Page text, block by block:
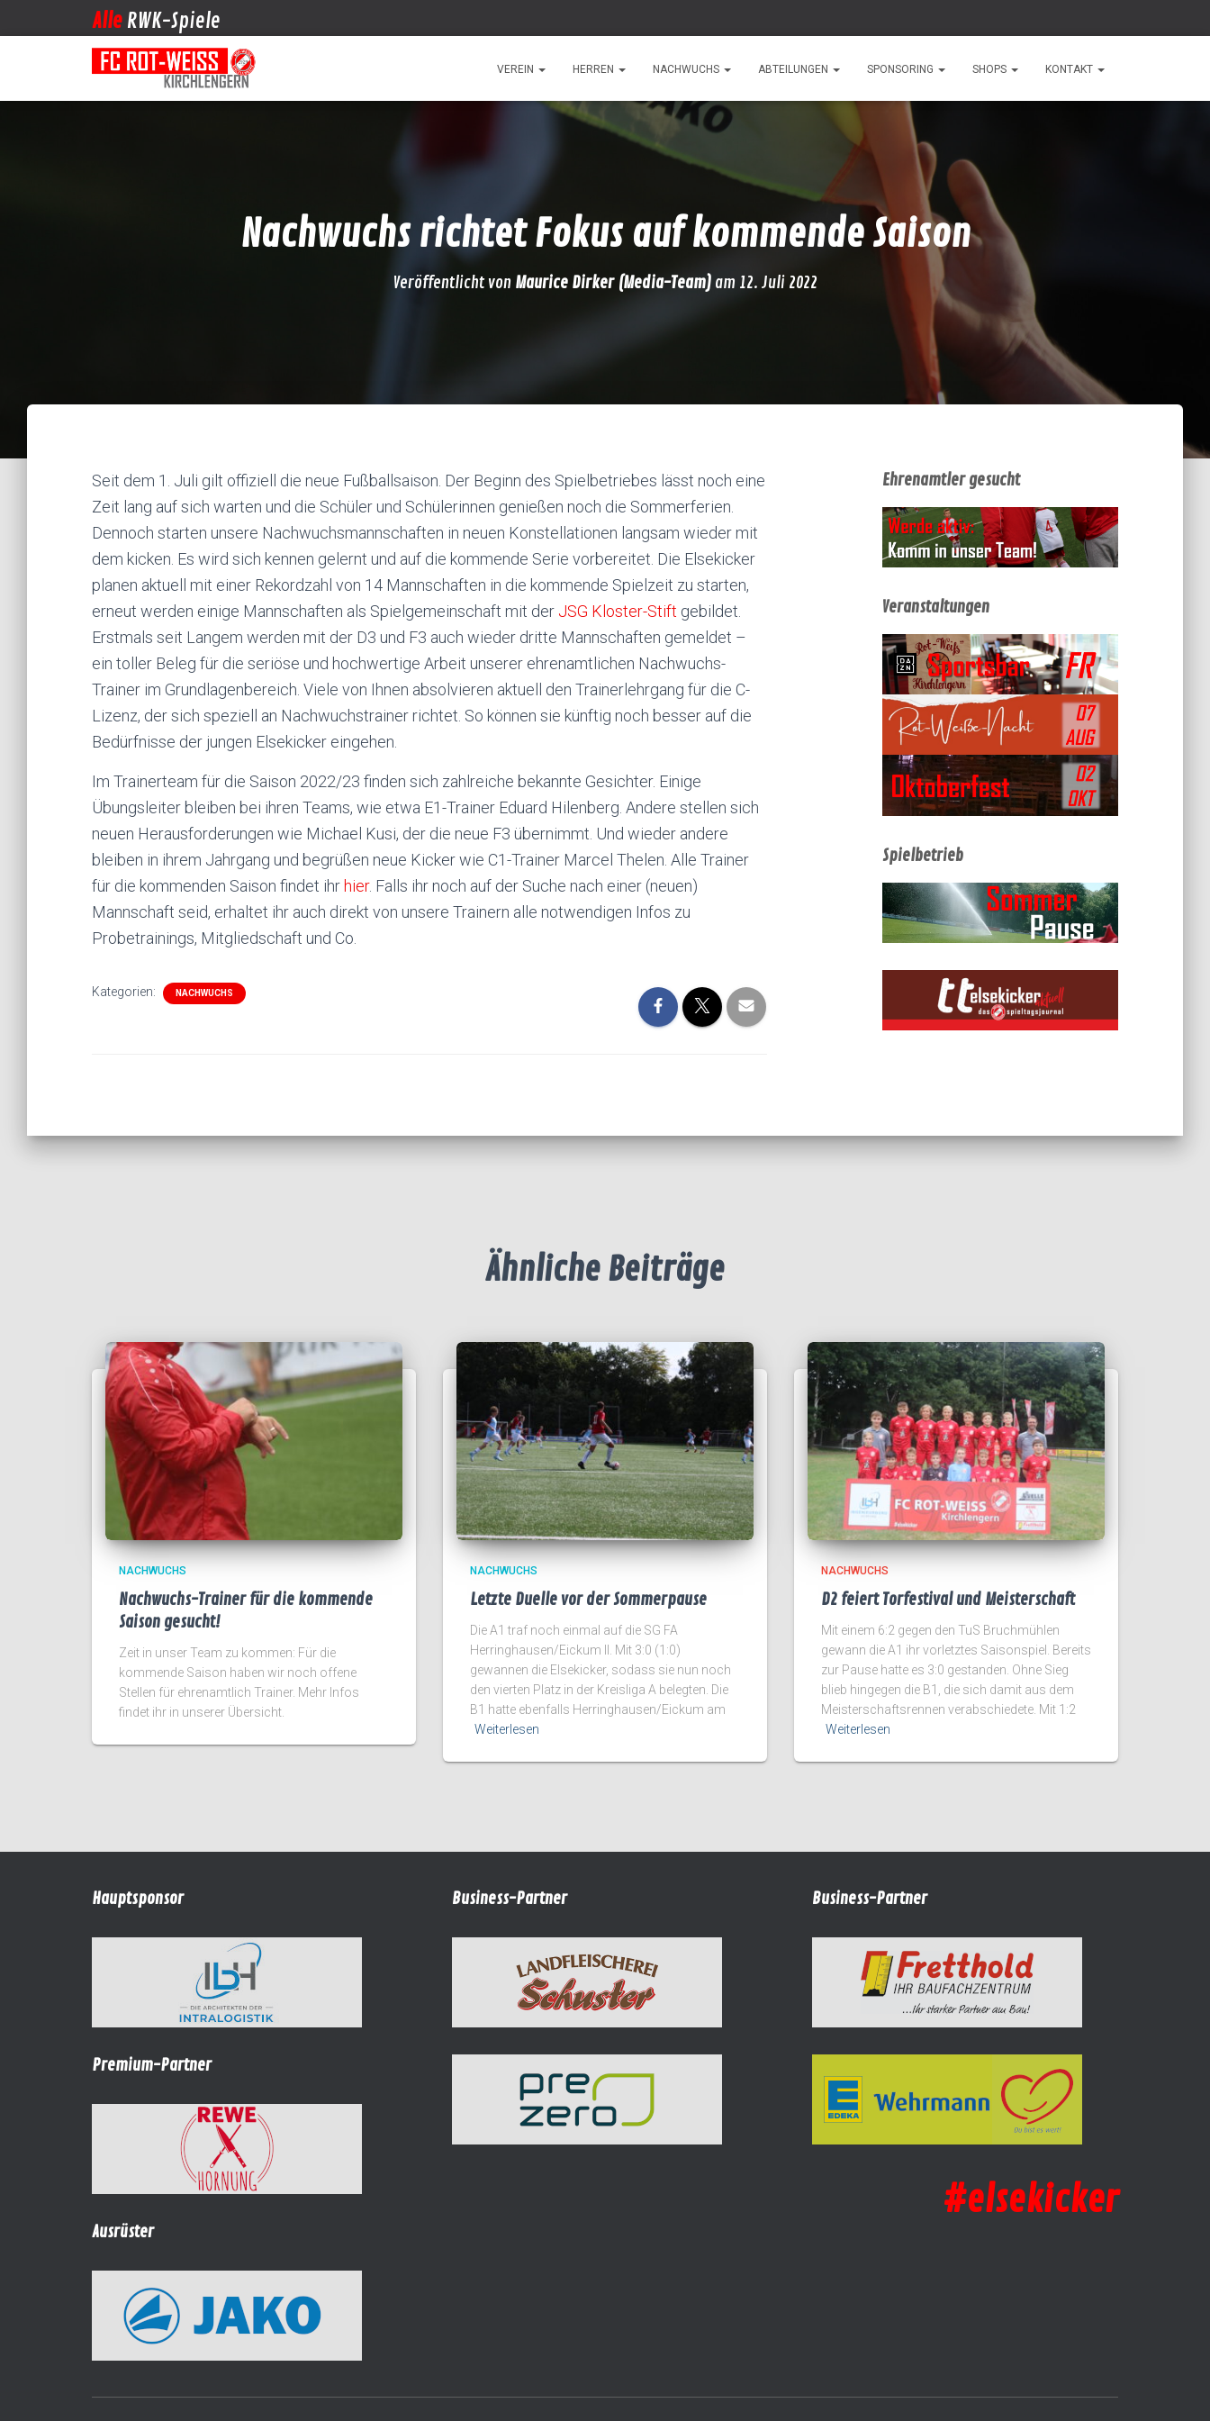
Alle RWK-Spiele
VEREIN HERREN NACHWUCHS ABTEILUNGEN SPONSORING SHOPS KONTAKT
Nachwuchs richtet Fokus auf kommende Saison
Veröffentlicht von Maurice Dirker (Media-Team)am 12. Juli 2022
Seit dem 1. Juli gilt offiziell die neue Fußballsaison. Der Beginn des Spielbetriebes lässt noch eine
Zeit lang auf sich warten und die Schüler und Schülerinnen genießen noch die Sommerferien.
Dennoch starten unsere Nachwuchsmannschaften in neuen Konstellationen langsam wieder mit
dem kicken. Es wird sich kennen gelernt und auf die kommende Serie vorbereitet. Die Elsekicker
planen aktuell mit einer Rekordzahl von 14 Mannschaften in die kommende Spielzeit zu starten,
erneut werden einige Mannschaften als Spielgemeinschaft mit der JSG Kloster-Stift gebildet.
Erstmals seit Langem werden mit der D3 und F3 auch wieder dritte Mannschaften gemeldet –
ein toller Beleg für die seriöse und hochwertige Arbeit unserer ehrenamtlichen Nachwuchs-
Trainer im Grundlagenbereich. Viele von Ihnen absolvieren aktuell den Trainerlehrgang für die C-
Lizenz, der sich speziell an Nachwuchstrainer richtet. So können sie künftig noch besser auf die
Bedürfnisse der jungen Elsekicker eingehen.
Im Trainerteam für die Saison 2022/23 finden sich zahlreiche bekannte Gesichter. Einige
Übungsleiter bleiben bei ihren Teams, wie etwa E1-Trainer Eduard Hilenberg. Andere stellen sich
neuen Herausforderungen wie Michael Kusi, der die neue F3 übernimmt. Und wieder andere
bleiben in ihrem Jahrgang und begrüßen neue Kicker wie C1-Trainer Marcel Thelen. Alle Trainer
für die kommenden Saison findet ihr hier. Falls ihr noch auf der Suche nach einer (neuen)
Mannschaft seid, erhaltet ihr auch direkt von unsere Trainern alle notwendigen Infos zu
Probetrainings, Mitgliedschaft und Co.
Kategorien: NACHWUCHS
Ehrenamtler gesucht
Veranstaltungen
Spielbetrieb
Ähnliche Beiträge
NACHWUCHS
Nachwuchs-Trainer für die kommende
Saison gesucht!
Zeit in unser Team zu kommen: Für die
kommende Saison haben wir noch offene
Stellen für ehrenamtlich Trainer. Mehr Infos
findet ihr in unserer Übersicht.
NACHWUCHS
Letzte Duelle vor der Sommerpause
Die A1 traf noch einmal auf die SG FA
Herringhausen/Eickum II. Mit 3:0 (1:0)
gewannen die Elsekicker, sodass sie nun noch
den vierten Platz in der Kreisliga A belegten. Die
B1 hatte ebenfalls Herringhausen/Eickum am
Weiterlesen
NACHWUCHS
D2 feiert Torfestival und Meisterschaft
Mit einem 6:2 gegen den TuS Bruchmühlen
gewann die A1 ihr vorletztes Saisonspiel. Bereits
zur Pause hatte es 3:0 gestanden. Ohne Sieg
blieb hingegen die B1, die sich damit aus dem
Meisterschaftsrennen verabschiedete. Mit 1:2
Weiterlesen
Hauptsponsor
Premium-Partner
Ausrüster
Business-Partner Business-Partner
#elsekicker